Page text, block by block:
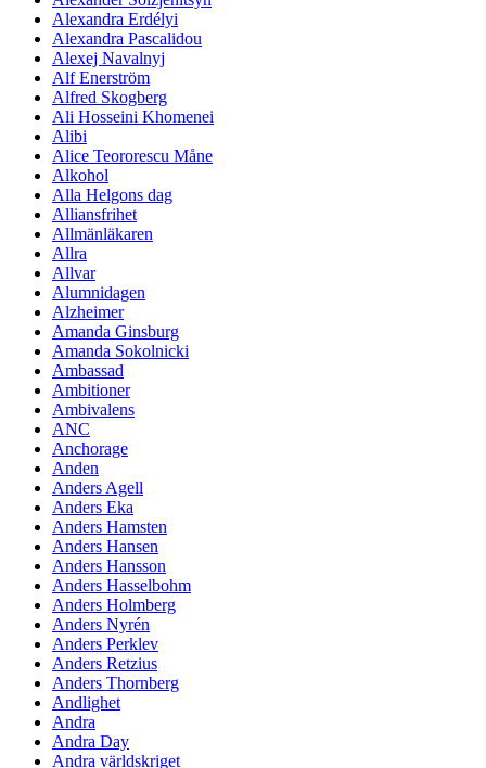
Alexandra Erdélyi
Alexandra Pascalidou
Alexej Navalnyj
Alf Enerström
Alfred Skogberg
Ali Hosseini Khomenei
Alibi
Alice Teororescu Måne
Alkohol
Alla Helgons dag
Alliansfrihet
Allmänläkaren
Allra
Allvar
Alumnidagen
Alzheimer
Amanda Ginsburg
Amanda Sokolnicki
Ambassad
Ambitioner
Ambivalens
ANC
Anchorage
Anden
Anders Agell
Anders Eka
Anders Hamsten
Anders Hansen
Anders Hansson
Anders Hasselbohm
Anders Holmberg
Anders Nyrén
Anders Perklev
Anders Retzius
Anders Thornberg
Andlighet
Andra
Andra Day
Andra världskriget